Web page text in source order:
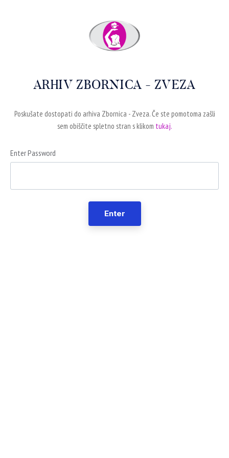
ARHIV ZBORNICA - ZVEZA
Poskušate dostopati do arhiva Zbornica - Zveza. Če ste pomotoma zašli
sem obiščite spletno stran s klikom tukaj.
Enter Password
Enter